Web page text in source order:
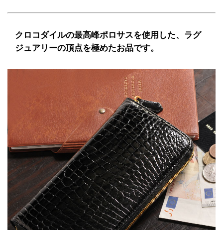
クロコダイルの最高峰ポロサスを使用した、ラグ
ジュアリーの頂点を極めたお品です。